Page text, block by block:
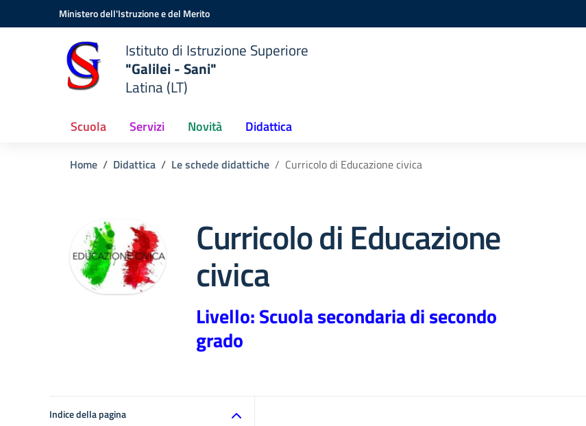
Vai ai contenuti
Vai al menu di navigazioneMinistero dell'Istruzione e del Merito
Istituto di Istruzione Superiore
"Galilei - Sani"
Latina (LT)
Scuola Servizi Novità Didattica
Home Didattica Le schede didattiche Curricolo di Educazione civica
Curricolo di Educazione
civica
Livello: Scuola secondaria di secondo
grado
Indice della pagina